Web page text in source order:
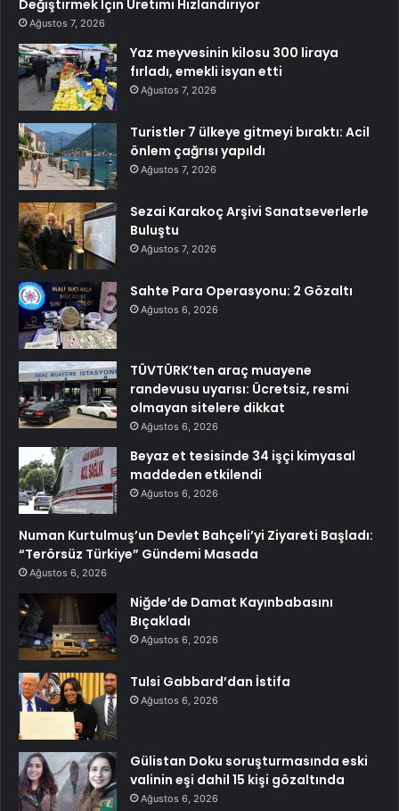
Değiştirmek İçin Üretimi Hızlandırıyor
Ağustos 7, 2026
Yaz meyvesinin kilosu 300 liraya
fırladı, emekli isyan etti
Ağustos 7, 2026
Turistler 7 ülkeye gitmeyi bıraktı: Acil
önlem çağrısı yapıldı
Ağustos 7, 2026
Sezai Karakoç Arşivi Sanatseverlerle
Buluştu
Ağustos 7, 2026
Sahte Para Operasyonu: 2 Gözaltı
Ağustos 6, 2026
TÜVTÜRK’ten araç muayene
randevusu uyarısı: Ücretsiz, resmi
olmayan sitelere dikkat
Ağustos 6, 2026
Beyaz et tesisinde 34 işçi kimyasal
maddeden etkilendi
Ağustos 6, 2026
Numan Kurtulmuş’un Devlet Bahçeli’yi Ziyareti Başladı:
“Terörsüz Türkiye” Gündemi Masada
Ağustos 6, 2026
Niğde’de Damat Kayınbabasını
Bıçakladı
Ağustos 6, 2026
Tulsi Gabbard’dan İstifa
Ağustos 6, 2026
Gülistan Doku soruşturmasında eski
valinin eşi dahil 15 kişi gözaltında
Ağustos 6, 2026